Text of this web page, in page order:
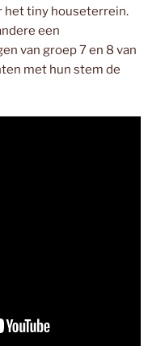
het tiny houseterrein.
een
van groep 7 en 8 van
met hun stem de